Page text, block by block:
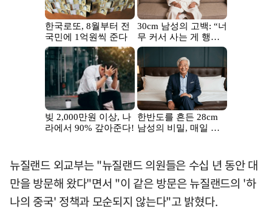
뉴질랜드 외교부는 "뉴질랜드 의원들은 수십 년 동안 대
만을 방문해 왔다"면서 "이 같은 방문은 뉴질랜드의 '하
나의 중국' 정책과 모순되지 않는다"고 밝혔다.